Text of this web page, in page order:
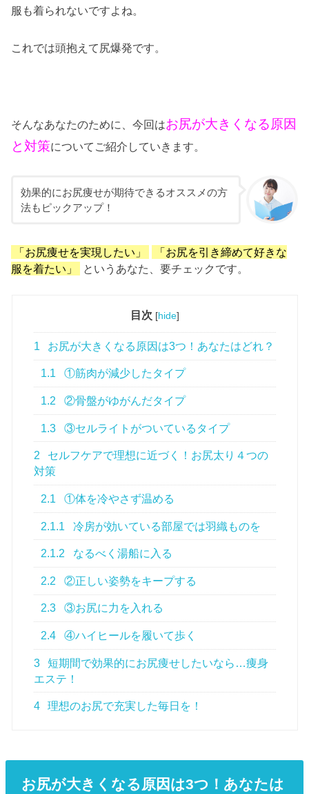
服も着られないですよね。
これでは頭抱えて尻爆発です。
そんなあなたのために、今回はお尻が大きくなる原因
と対策についてご紹介していきます。
効果的にお尻痩せが期待できるオススメの方
法もピックアップ！
「お尻痩せを実現したい」
「お尻を引き締めて好きな
服を着たい」
というあなた、要チェックです。
目次 [hide]
1 お尻が大きくなる原因は3つ！あなたはどれ？
1.1 ①筋肉が減少したタイプ
1.2 ②骨盤がゆがんだタイプ
1.3 ③セルライトがついているタイプ
2
セルフケアで理想に近づく！お尻太り４つの
対策
2.1 ①体を冷やさず温める
2.1.1 冷房が効いている部屋では羽織ものを
2.1.2 なるべく湯船に入る
2.2 ②正しい姿勢をキープする
2.3 ③お尻に力を入れる
2.4 ④ハイヒールを履いて歩く
3
短期間で効果的にお尻痩せしたいなら…痩身
エステ！
4 理想のお尻で充実した毎日を！
お尻が大きくなる原因は3つ！あなたは